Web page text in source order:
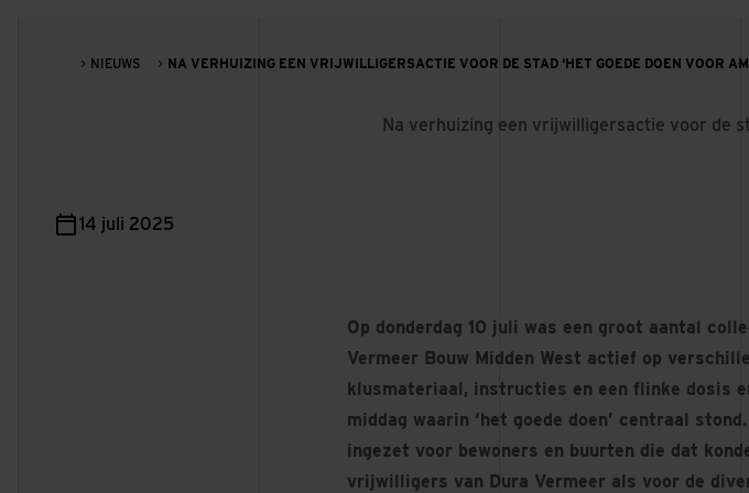
NIEUWS NA VERHUIZING EEN VRIJWILLIGERSACTIE VOOR DE STAD ‘HET GOEDE DOEN VOOR
Na verhuizing een vrijwilligersactie voor de
14 juli 2025
Op donderdag 10 juli was een groot aantal
Vermeer Bouw Midden West actief op
klusmateriaal, instructies en een flinke dosis
middag waarin ‘het goede doen’ centraal
ingezet voor bewoners en buurten die dat
vrijwilligers van Dura Vermeer als voor de